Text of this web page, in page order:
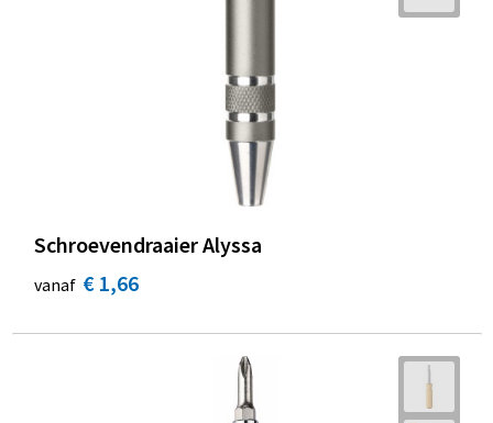
Schroevendraaier Alyssa
vanaf € 1,66